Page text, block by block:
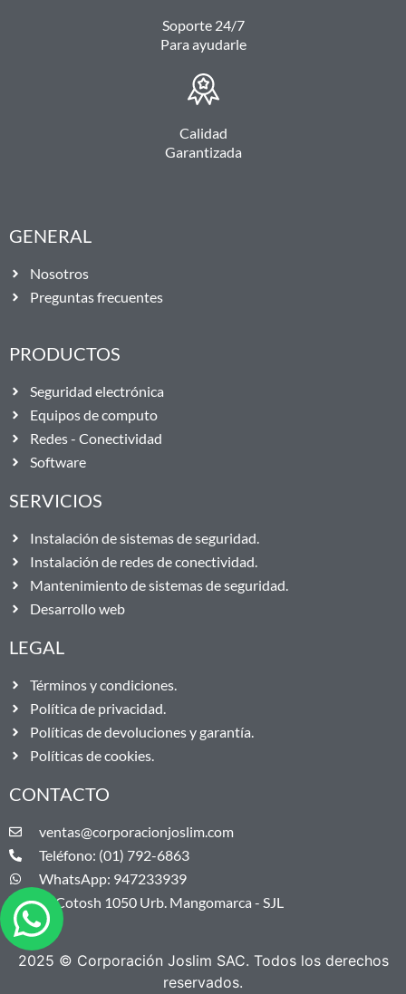
Soporte 24/7
Para ayudarle
Calidad
Garantizada
GENERAL
Nosotros
Preguntas frecuentes
PRODUCTOS
Seguridad electrónica
Equipos de computo
Redes - Conectividad
Software
SERVICIOS
Instalación de sistemas de seguridad.
Instalación de redes de conectividad.
Mantenimiento de sistemas de seguridad.
Desarrollo web
LEGAL
Términos y condiciones.
Política de privacidad.
Políticas de devoluciones y garantía.
Políticas de cookies.
CONTACTO
ventas@corporacionjoslim.com
Teléfono: (01) 792-6863
WhatsApp: 947233939
Jr. Cotosh 1050 Urb. Mangomarca - SJL
2025 © Corporación Joslim SAC. Todos los derechos
reservados.